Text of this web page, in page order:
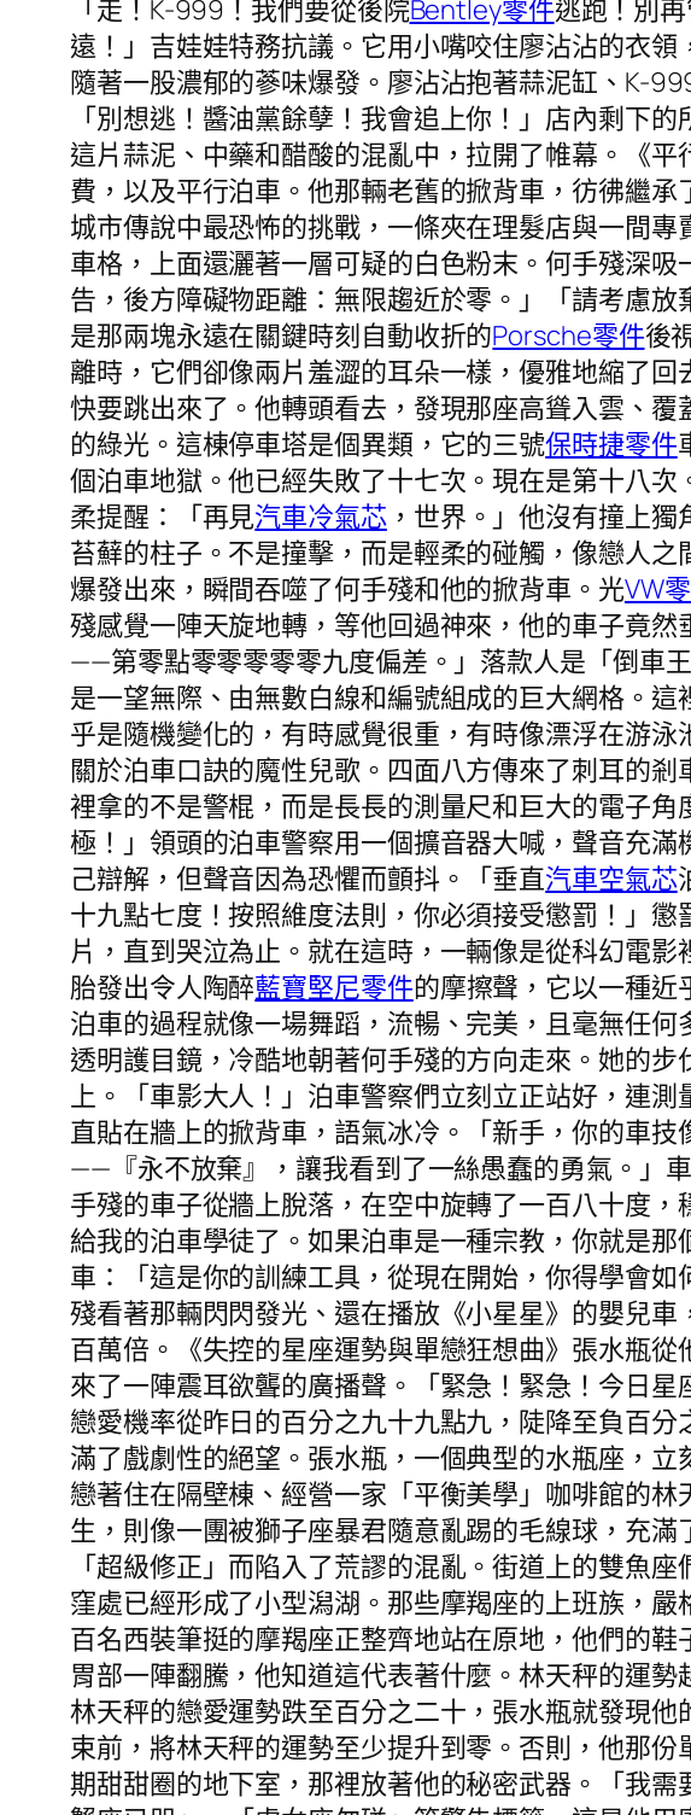
「走！K-999！我們要從後院Bentley零件逃跑！別
遠！」吉娃娃特務抗議。它用小嘴咬住廖沾沾的衣
隨著一股濃郁的蔘味爆發。廖沾沾抱著蒜泥缸、K-
「別想逃！醬油黨餘孽！我會追上你！」店內剩下
這片蒜泥、中藥和醋酸的混亂中，拉開了帷幕。《
費，以及平行泊車。他那輛老舊的掀背車，彷彿繼
城市傳說中最恐怖的挑戰，一條夾在理髮店與一間
車格，上面還灑著一層可疑的白色粉末。何手殘深
告，後方障礙物距離：無限趨近於零。」「請考慮
是那兩塊永遠在關鍵時刻自動收折的Porsche零件後
離時，它們卻像兩片羞澀的耳朵一樣，優雅地縮了
快要跳出來了。他轉頭看去，發現那座高聳入雲、
的綠光。這棟停車塔是個異類，它的三號保時捷零件
個泊車地獄。他已經失敗了十七次。現在是第十八
柔提醒：「再見汽車冷氣芯，世界。」他沒有撞上獨
苔蘚的柱子。不是撞擊，而是輕柔的碰觸，像戀人
爆發出來，瞬間吞噬了何手殘和他的掀背車。光VW
殘感覺一陣天旋地轉，等他回過神來，他的車子竟
——第零點零零零零零九度偏差。」落款人是「倒車
是一望無際、由無數白線和編號組成的巨大網格。這
乎是隨機變化的，有時感覺很重，有時像漂浮在游
關於泊車口訣的魔性兒歌。四面八方傳來了刺耳的
裡拿的不是警棍，而是長長的測量尺和巨大的電子
極！」領頭的泊車警察用一個擴音器大喊，聲音充
己辯解，但聲音因為恐懼而顫抖。「垂直汽車空氣芯
十九點七度！按照維度法則，你必須接受懲罰！」
片，直到哭泣為止。就在這時，一輛像是從科幻電
胎發出令人陶醉藍寶堅尼零件的摩擦聲，它以一種
泊車的過程就像一場舞蹈，流暢、完美，且毫無任
透明護目鏡，冷酷地朝著何手殘的方向走來。她的
上。「車影大人！」泊車警察們立刻立正站好，連
直貼在牆上的掀背車，語氣冰冷。「新手，你的車
——『永不放棄』，讓我看到了一絲愚蠢的勇氣。」
手殘的車子從牆上脫落，在空中旋轉了一百八十度
給我的泊車學徒了。如果泊車是一種宗教，你就是
車：「這是你的訓練工具，從現在開始，你得學會
殘看著那輛閃閃發光、還在播放《小星星》的嬰兒
百萬倍。《失控的星座運勢與單戀狂想曲》張水瓶
來了一陣震耳欲聾的廣播聲。「緊急！緊急！今日
戀愛機率從昨日的百分之九十九點九，陡降至負百
滿了戲劇性的絕望。張水瓶，一個典型的水瓶座，
戀著住在隔壁棟、經營一家「平衡美學」咖啡館的
生，則像一團被獅子座暴君隨意亂踢的毛線球，充
「超級修正」而陷入了荒謬的混亂。街道上的雙魚
窪處已經形成了小型潟湖。那些摩羯座的上班族，
百名西裝筆挺的摩羯座正整齊地站在原地，他們的
胃部一陣翻騰，他知道這代表著什麼。林天秤的運
林天秤的戀愛運勢跌至百分之二十，張水瓶就發現
束前，將林天秤的運勢至少提升到零。否則，他那
期甜甜圈的地下室，那裡放著他的秘密武器。「我